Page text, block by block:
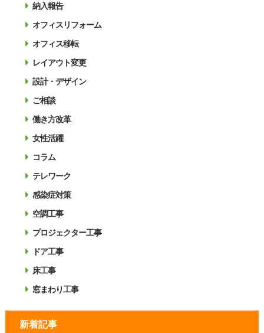
納入報告
オフィスリフォーム
オフィス移転
レイアウト変更
設計・デザイン
ご相談
働き方改革
女性活躍
コラム
テレワーク
感染症対策
空調工事
プロジェクター工事
ドア工事
床工事
窓まわり工事
新着記事